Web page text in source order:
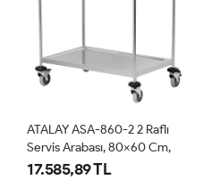
ATALAY ASA-860-2 2 Raflı
Servis Arabası, 80x60 Cm,
17.585,89 TL